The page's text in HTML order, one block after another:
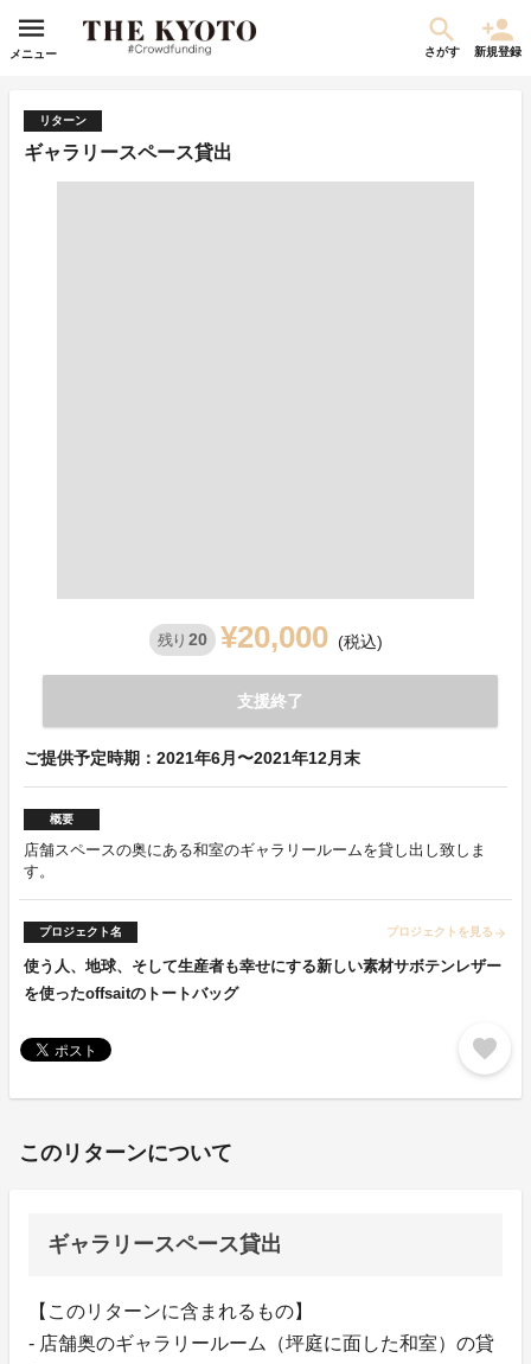
メニュー さがす 新規登録
リターン
ギャラリースペース貸出
残り 20 ¥20,000 (税込)
支援終了
ご提供予定時期：2021年6月〜2021年12月末
概要
店舗スペースの奥にある和室のギャラリールームを貸し出し致しま
す。
プロジェクト名 プロジェクトを見る arrow_forward
使う人、地球、そして生産者も幸せにする新しい素材サボテンレザー
を使ったoffsaitのトートバッグ
favorite
このリターンについて
ギャラリースペース貸出
【このリターンに含まれるもの】
- 店舗奥のギャラリールーム（坪庭に面した和室）の貸